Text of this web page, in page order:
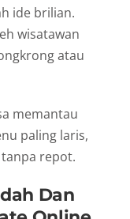
ide brilian.
wisatawan
atau
memantau
paling laris,
repot.
Dan